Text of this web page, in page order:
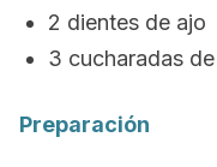
2 dientes de ajo
3 cucharadas
Preparación